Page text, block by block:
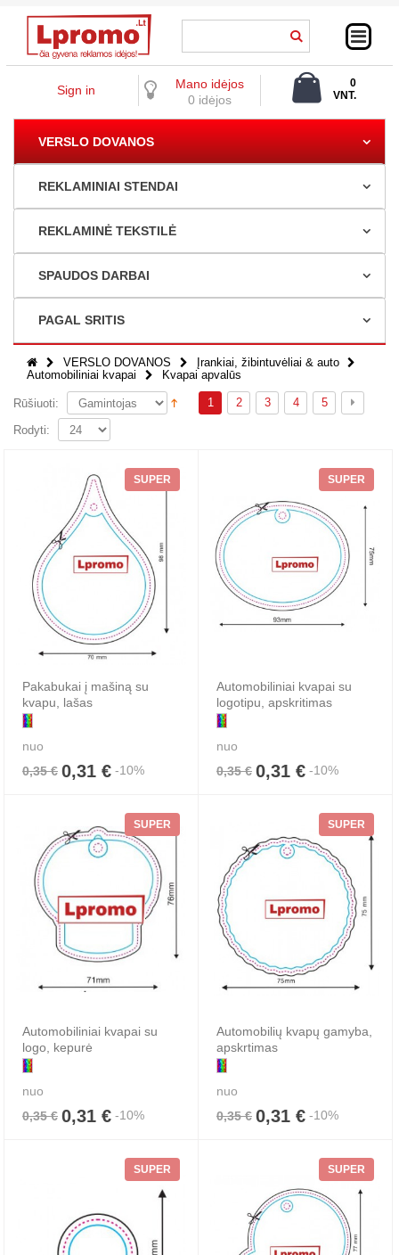
Sign in
Mano idėjos
0 idėjos
0
VNT.
VERSLO DOVANOS
REKLAMINIAI STENDAI
REKLAMINĖ TEKSTILĖ
SPAUDOS DARBAI
PAGAL SRITIS
VERSLO DOVANOS
Įrankiai, žibintuvėliai & auto
Automobiliniai kvapai
Kvapai apvalūs
Rūšiuoti: 1 2 3 4 5
Rodyti:
SUPER
Pakabukai į mašiną su
kvapu, lašas
nuo
0,35 € 0,31 € -10%
SUPER
Automobiliniai kvapai su
logotipu, apskritimas
nuo
0,35 € 0,31 € -10%
SUPER
Automobiliniai kvapai su
logo, kepurė
nuo
0,35 € 0,31 € -10%
SUPER
Automobilių kvapų gamyba,
apskrtimas
nuo
0,35 € 0,31 € -10%
SUPER SUPER